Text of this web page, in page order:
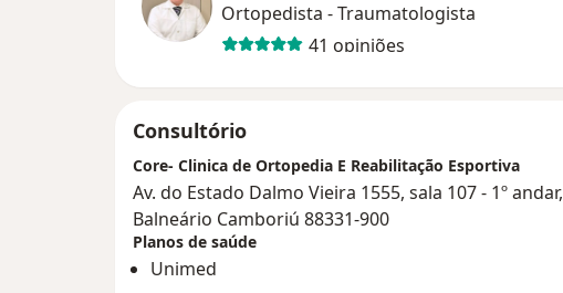
Ortopedista - Traumatologista
41 opiniões
Consultório
Core- Clinica de Ortopedia E Reabilitação Esportiva
Av. do Estado Dalmo Vieira 1555, sala 107 - 1º andar,
Balneário Camboriú 88331-900
Planos de saúde
Unimed